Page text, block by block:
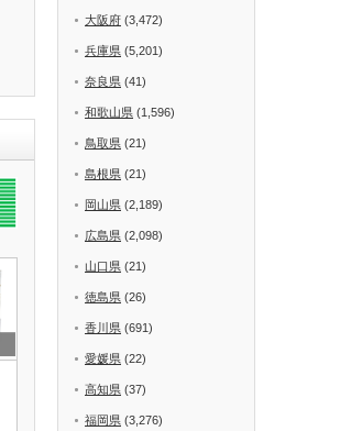
大阪府 (3,472)
兵庫県 (5,201)
奈良県 (41)
和歌山県 (1,596)
鳥取県 (21)
島根県 (21)
岡山県 (2,189)
広島県 (2,098)
山口県 (21)
徳島県 (26)
香川県 (691)
愛媛県 (22)
高知県 (37)
福岡県 (3,276)